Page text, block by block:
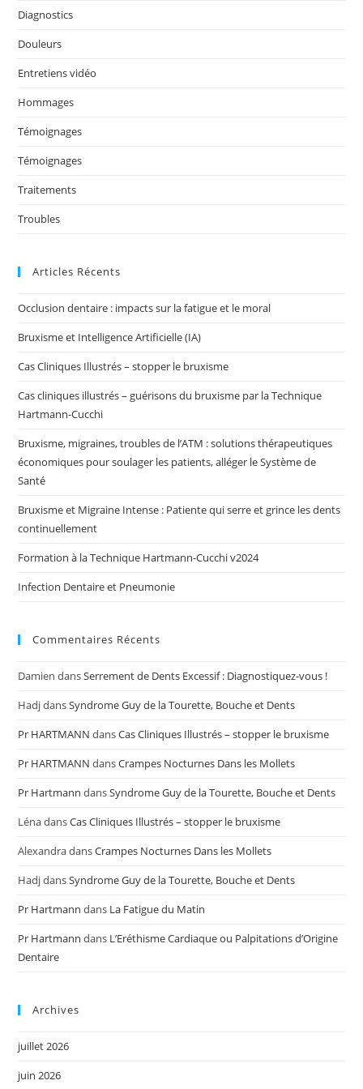
o
k
Diagnostics
Douleurs
Entretiens vidéo
Hommages
Témoignages
Témoignages
Traitements
Troubles
Articles Récents
Occlusion dentaire : impacts sur la fatigue et le moral
Bruxisme et Intelligence Artificielle (IA)
Cas Cliniques Illustrés – stopper le bruxisme
Cas cliniques illustrés – guérisons du bruxisme par la Technique
Hartmann-Cucchi
Bruxisme, migraines, troubles de l’ATM : solutions thérapeutiques
économiques pour soulager les patients, alléger le Système de
Santé
Bruxisme et Migraine Intense : Patiente qui serre et grince les dents
continuellement
Formation à la Technique Hartmann-Cucchi v2024
Infection Dentaire et Pneumonie
Commentaires Récents
Damien dansSerrement de Dents Excessif : Diagnostiquez-vous !
HadjdansSyndrome Guy de la Tourette, Bouche et Dents
Pr HARTMANN dansCas Cliniques Illustrés – stopper le bruxisme
Pr HARTMANN dansCrampes Nocturnes Dans les Mollets
Pr Hartmann dansSyndrome Guy de la Tourette, Bouche et Dents
LénadansCas Cliniques Illustrés – stopper le bruxisme
AlexandradansCrampes Nocturnes Dans les Mollets
HadjdansSyndrome Guy de la Tourette, Bouche et Dents
Pr Hartmann dans La Fatigue du Matin
Pr Hartmann dans L’Eréthisme Cardiaque ou Palpitations d’Origine
Dentaire
Archives
juillet 2026
juin 2026